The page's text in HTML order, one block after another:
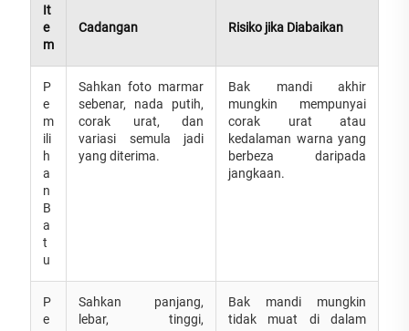
It
e
m
Cadangan Risiko jika Diabaikan
P
e
m
ili
h
a
n
B
a
t
u
Sahkan foto marmar
sebenar, nada putih,
corak urat, dan
variasi semula jadi
yang diterima.
Bak mandi akhir
mungkin mempunyai
corak urat atau
kedalaman warna yang
berbeza daripada
jangkaan.
P
e
Sahkan panjang,
lebar, tinggi,
Bak mandi mungkin
tidak muat di dalam